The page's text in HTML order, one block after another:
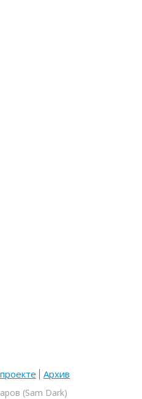
Архив
(Sam Dark)